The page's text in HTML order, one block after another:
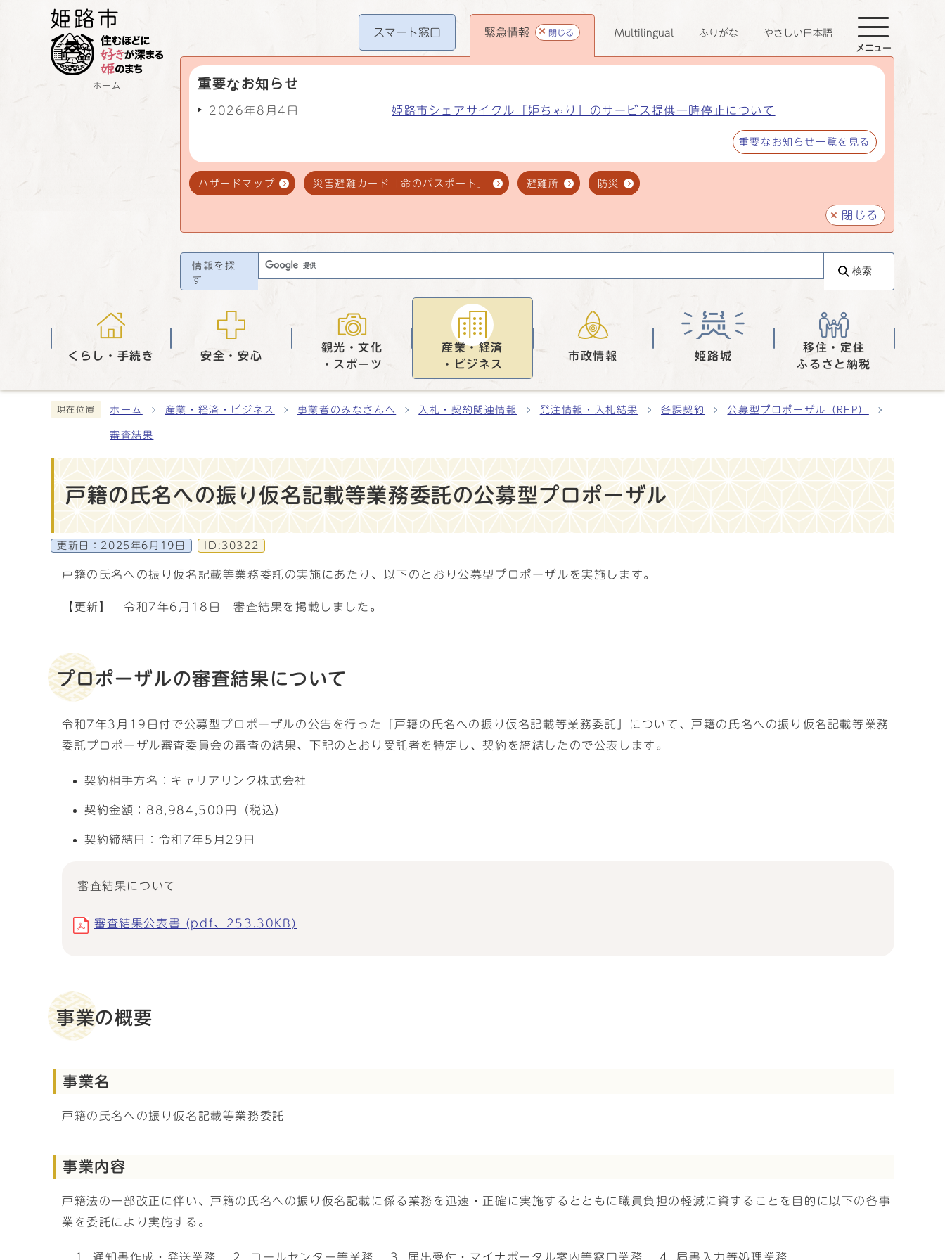
ホーム
スマート窓口 緊急情報 閉じる
重要なお知らせ
2026年8月4日 姫路市シェアサイクル「姫ちゃり」のサービス提供一時停止について
重要なお知らせ一覧を見る
ハザードマップ 災害避難カード「命のパスポート」 避難所 防災
閉じる
Multilingual ふりがな やさしい日本語
メニュー
情報を探
す
検索
くらし・手続き 安全・安心
観光・文化
・スポーツ
産業・経済
・ビジネス
市政情報 姫路城
移住・定住
ふるさと納税
現在位置 ホーム 産業・経済・ビジネス 事業者のみなさんへ 入札・契約関連情報 発注情報・入札結果 各課契約 公募型プロポーザル（RFP）
審査結果
戸籍の氏名への振り仮名記載等業務委託の公募型プロポーザル
更新日： 2025年6月19日 ID:30322
戸籍の氏名への振り仮名記載等業務委託の実施にあたり、以下のとおり公募型プロポーザルを実施します。
【更新】 令和7年6月18日 審査結果を掲載しました。
プロポーザルの審査結果について
令和7年3月19日付で公募型プロポーザルの公告を行った「戸籍の氏名への振り仮名記載等業務委託」について、戸籍の氏名への振り仮名記載等業務
委託プロポーザル審査委員会の審査の結果、下記のとおり受託者を特定し、契約を締結したので公表します。
契約相手方名：キャリアリンク株式会社
契約金額：88,984,500円（税込）
契約締結日：令和7年5月29日
審査結果について
審査結果公表書 (pdf、253.30KB)
事業の概要
事業名
戸籍の氏名への振り仮名記載等業務委託
事業内容
戸籍法の一部改正に伴い、戸籍の氏名への振り仮名記載に係る業務を迅速・正確に実施するとともに職員負担の軽減に資することを目的に以下の各事
業を委託により実施する。
通知書作成・発送業務 コールセンター等業務 届出受付・マイナポータル案内等窓口業務 届書入力等処理業務